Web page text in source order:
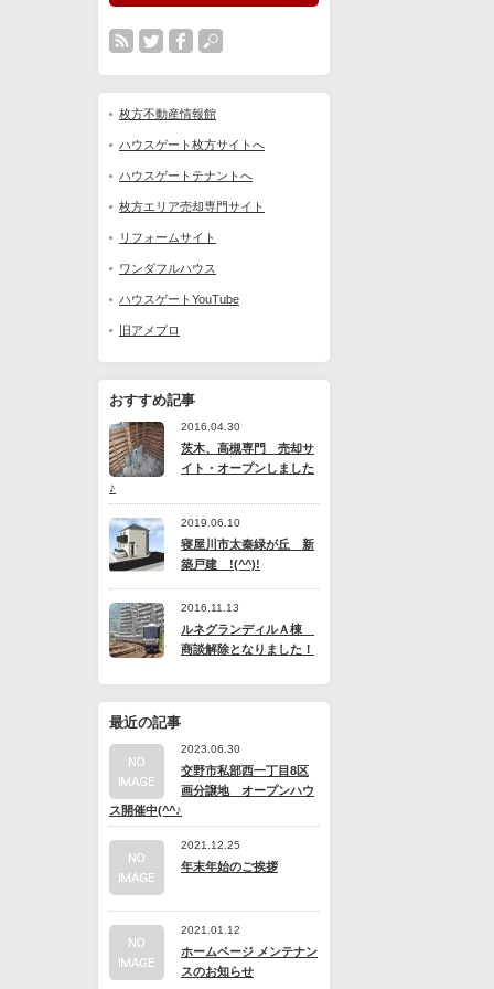
枚方不動産情報館
ハウスゲート枚方サイトへ
ハウスゲートテナントへ
枚方エリア売却専門サイト
リフォームサイト
ワンダフルハウス
ハウスゲートYouTube
旧アメブロ
おすすめ記事
2016.04.30
茨木、高槻専門 売却サ
イト・オープンしました
♪
2019.06.10
寝屋川市太秦緑が丘 新
築戸建 !(^^)!
2016.11.13
ルネグランディルＡ棟
商談解除となりました！
最近の記事
2023.06.30
交野市私部西一丁目8区
画分譲地 オープンハウ
ス開催中(^^♪
2021.12.25
年末年始のご挨拶
2021.01.12
ホームページ メンテナン
スのお知らせ